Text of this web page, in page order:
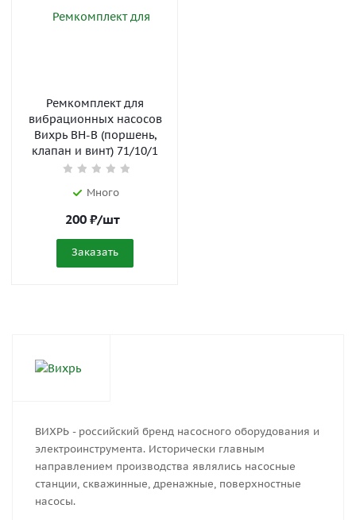
Ремкомплект для
вибрационных насосов
Вихрь ВН-В (поршень,
клапан и винт) 71/10/1
Много
200₽/шт
Заказать
ВИХРЬ - российский бренд насосного оборудования и
электроинструмента. Исторически главным
направлением производства являлись насосные
станции, скважинные, дренажные, поверхностные
насосы.